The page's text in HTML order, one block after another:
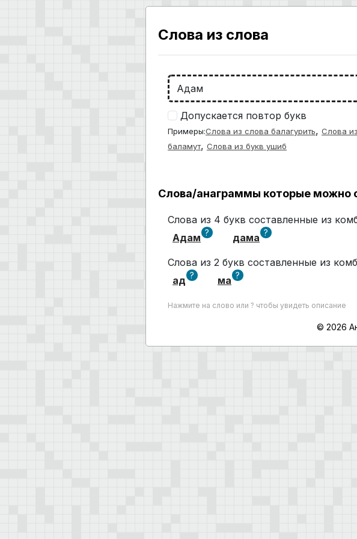
Слова из слова
Допускается повтор букв
Примеры:Слова из слова балагурить, Слова
баламут, Слова из букв ушиб
Слова/анаграммы которые можно
Слова из 4 букв составленные из
Адам ? дама ?
Слова из 2 букв составленные из
ад ? ма ?
Нажмите на слово или ? чтобы увидеть описание
© 2026